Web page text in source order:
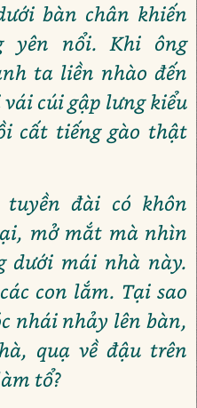
bàn chân khiến
yên nổi. Khi ông
ta liền nhào đến
cúi gập lưng kiểu
cất tiếng gào thật
đài có khôn
mở mắt mà nhìn
dưới mái nhà này.
con lắm. Tại sao
nhái nhảy lên bàn,
quạ về đậu trên
tổ?